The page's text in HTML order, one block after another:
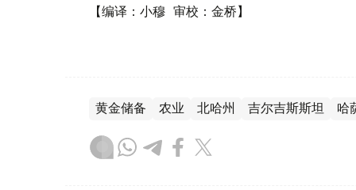
【编译：小穆 审校：金桥】
黄金储备 农业 北哈州 吉尔吉斯斯坦 哈